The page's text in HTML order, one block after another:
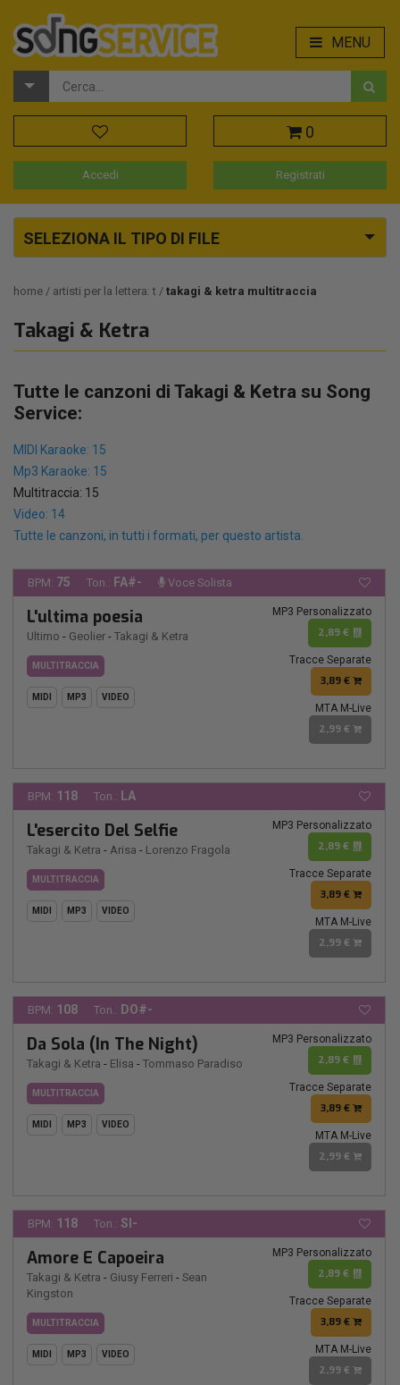
MENU
0
Accedi Registrati
SELEZIONA IL TIPO DI FILE
home artisti per la lettera: t takagi & ketra multitraccia
Takagi & Ketra
Tutte le canzoni di Takagi & Ketra su Song
Service:
MIDI Karaoke: 15
Mp3 Karaoke: 15
Multitraccia: 15
Video: 14
Tutte le canzoni, in tutti i formati, per questo artista.
BPM: 75 Ton.: FA#- Voce Solista
L'ultima poesia
Ultimo - Geolier - Takagi & Ketra
MULTITRACCIA
MIDI MP3 VIDEO
MP3 Personalizzato
2,89 €
Tracce Separate
3,89 €
MTA M-Live
2,99 €
BPM: 118 Ton.: LA
L'esercito Del Selfie
Takagi & Ketra - Arisa - Lorenzo Fragola
MULTITRACCIA
MIDI MP3 VIDEO
MP3 Personalizzato
2,89 €
Tracce Separate
3,89 €
MTA M-Live
2,99 €
BPM: 108 Ton.: DO#-
Da Sola (In The Night)
Takagi & Ketra - Elisa - Tommaso Paradiso
MULTITRACCIA
MIDI MP3 VIDEO
MP3 Personalizzato
2,89 €
Tracce Separate
3,89 €
MTA M-Live
2,99 €
BPM: 118 Ton.: SI-
Amore E Capoeira
Takagi & Ketra - Giusy Ferreri - Sean
Kingston
MULTITRACCIA
MIDI MP3 VIDEO
MP3 Personalizzato
2,89 €
Tracce Separate
3,89 €
MTA M-Live
2,99 €